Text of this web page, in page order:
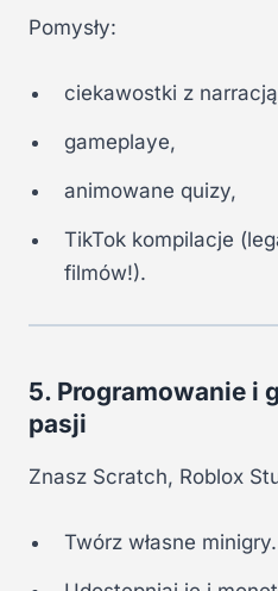
Pomysły:
ciekawostki z
gameplaye,
animowane quizy,
TikTok kompilacje
filmów!).
5. Programowanie i
pasji
Znasz Scratch, Roblox
Twórz własne minigry.